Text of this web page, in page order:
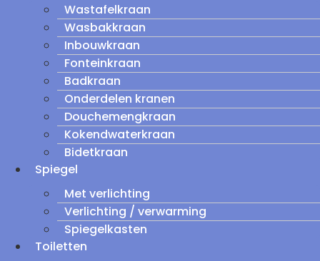
Wastafelkraan
Wasbakkraan
Inbouwkraan
Fonteinkraan
Badkraan
Onderdelen kranen
Douchemengkraan
Kokendwaterkraan
Bidetkraan
Spiegel
Met verlichting
Verlichting / verwarming
Spiegelkasten
Toiletten